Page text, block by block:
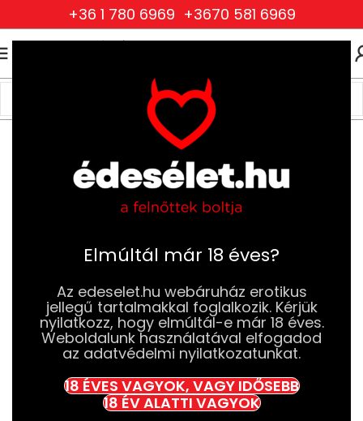
Elmúltál már 18 éves?
Az edeselet.hu webáruház erotikus
jellegű tartalmakkal foglalkozik. Kérjük
nyilatkozz, hogy elmúltál-e már 18 éves.
Weboldalunk használatával elfogadod
az adatvédelmi nyilatkozatunkat.
18 ÉVES VAGYOK, VAGY IDŐSEBB
18 ÉV ALATTI VAGYOK
+36 1 780 6969 +3670 581 6969
Szexjátékok Análdugók (Plugok)
Vibrációs Análdugók